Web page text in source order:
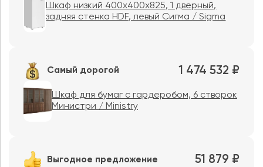
Шкаф низкий 400x400x825, 1 дверный,
задняя стенка HDF, левый Сигма / Sigma
Самый дорогой 1 474 532 ₽
Шкаф для бумаг с гардеробом, 6 створок
Министри / Ministry
Выгодное предложение 51 879 ₽